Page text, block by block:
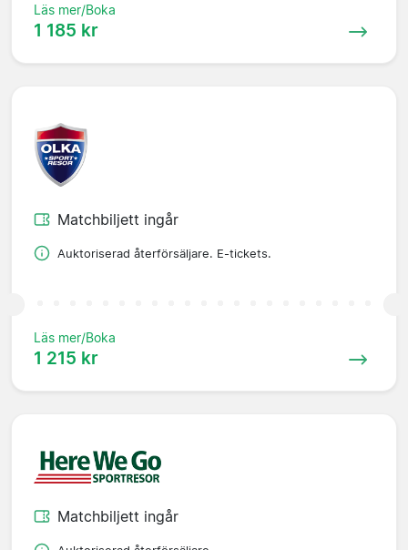
Läs mer/Boka
1 185 kr
Matchbiljett ingår
Auktoriserad återförsäljare. E-tickets.
Läs mer/Boka
1 215 kr
Matchbiljett ingår